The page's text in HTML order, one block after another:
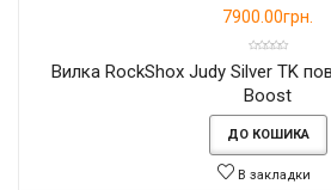
7900.00грн.
Вилка RockShox Judy Silver TK
Boost
ДО КОШИКА
В закладки